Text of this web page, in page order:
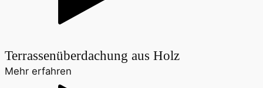
Terrassenüberdachung aus Holz
Mehr erfahren